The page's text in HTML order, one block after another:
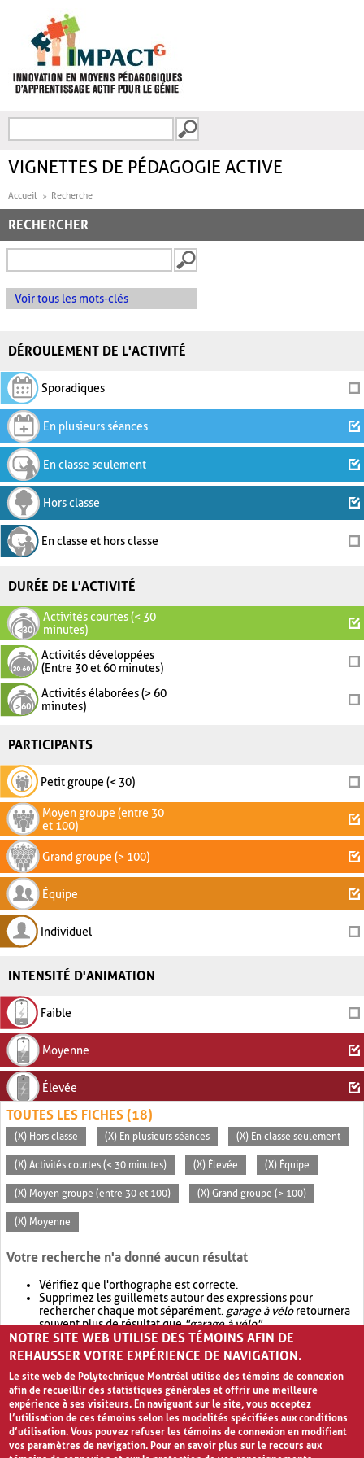
FORMULAIRE DE
VIGNETTES DE PÉDAGOGIE ACTIVE
Accueil Recherche
RECHERCHER
Voir tous les mots-clés
DÉROULEMENT DE L'ACTIVITÉ
Sporadiques
En plusieurs séances
En classe seulement
Hors classe
En classe et hors classe
DURÉE DE L'ACTIVITÉ
Activités courtes (< 30
minutes)
Activités développées
(Entre 30 et 60 minutes)
Activités élaborées (> 60
minutes)
PARTICIPANTS
Petit groupe (< 30)
Moyen groupe (entre 30
et 100)
Grand groupe (> 100)
Équipe
Individuel
INTENSITÉ D'ANIMATION
Faible
Moyenne
Élevée
TOUTES LES FICHES (18)
(X) Hors classe (X) En plusieurs séances (X) En classe seulement
(X) Activités courtes (< 30 minutes) (X) Élevée (X) Équipe
(X) Moyen groupe (entre 30 et 100) (X) Grand groupe (> 100)
(X) Moyenne
Votre recherche n'a donné aucun résultat
Vérifiez que l'orthographe est correcte.
Supprimez les guillemets autour des expressions pour
rechercher chaque mot séparément. garage à véloretournera
souvent plus de résultat que"garage à vélo".
Envisagez d'élargir votre recherche avec OR.garage OR vélo
retournera souvent plus de résultat quegarage à vélo
NOTRE SITE WEB UTILISE DES TÉMOINS AFIN DE
REHAUSSER VOTRE EXPÉRIENCE DE NAVIGATION.
Le site web de Polytechnique Montréal utilise des témoins de connexion
afin de recueillir des statistiques générales et offrir une meilleure
expérience à ses visiteurs. En naviguant sur le site, vous acceptez
l’utilisation de ces témoins selon les modalités spécifiées aux conditions
d’utilisation. Vous pouvez refuser les témoins de connexion en modifiant
vos paramètres de navigation. Pour en savoir plus sur le recours aux